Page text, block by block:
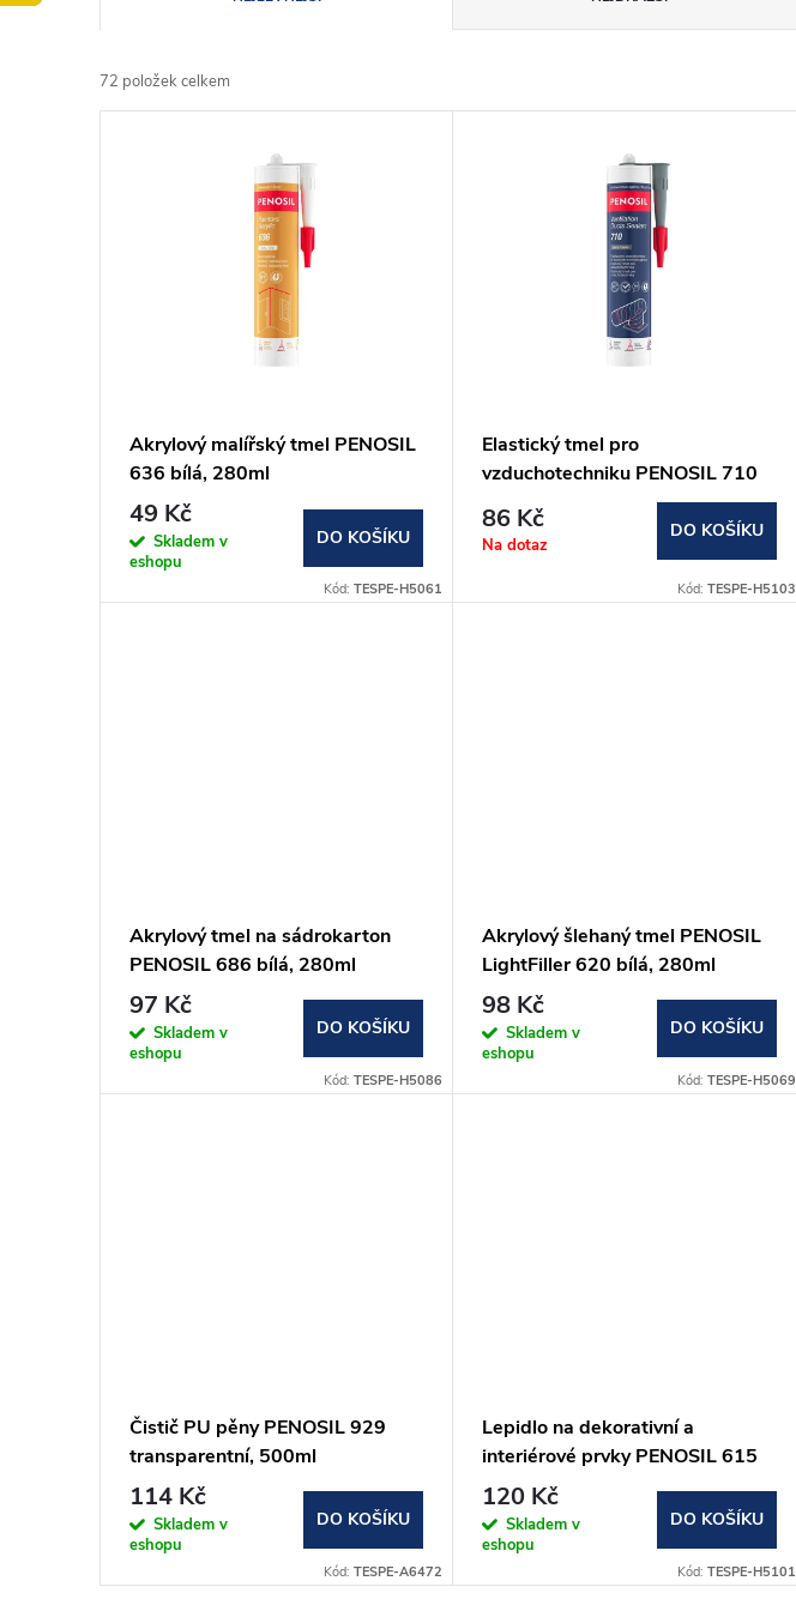
a
z
u
72 položek celkem
d
Akrylový malířský tmel PENOSIL
636 bílá, 280ml
49 Kč
Skladem v
eshopu
DO KOŠÍKU
Kód:TESPE-H5061
Elastický tmel pro
vzduchotechniku PENOSIL 710
šedá, 280ml
86 Kč
Na dotaz
DO KOŠÍKU
Kód: TESPE-H5103
Akrylový tmel na sádrokarton
PENOSIL 686 bílá, 280ml
97 Kč
Skladem v
eshopu
DO KOŠÍKU
Kód:TESPE-H5086
Akrylový šlehaný tmel PENOSIL
LightFiller 620 bílá, 280ml
(vhodný také na sádrokarton)
98 Kč
Skladem v
eshopu
DO KOŠÍKU
Kód: TESPE-H5069
Čistič PU pěny PENOSIL 929
transparentní, 500ml
114 Kč
Skladem v
eshopu
DO KOŠÍKU
Kód:TESPE-A6472
Lepidlo na dekorativní a
interiérové prvky PENOSIL 615
bílá, 280ml
120 Kč
Skladem v
eshopu
DO KOŠÍKU
Kód: TESPE-H5101